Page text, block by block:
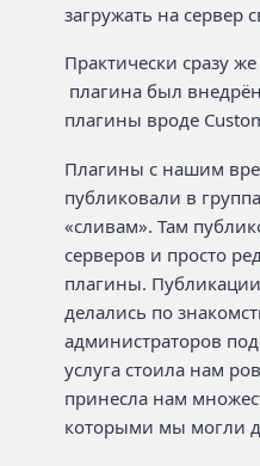
загружать на сервер
Практически сразу
плагина был
плагины вроде
Плагины с нашим
публиковали в
«сливам». Там
серверов и просто
плагины.
делались по
администраторов
услуга стоила нам
принесла нам
которыми мы могли